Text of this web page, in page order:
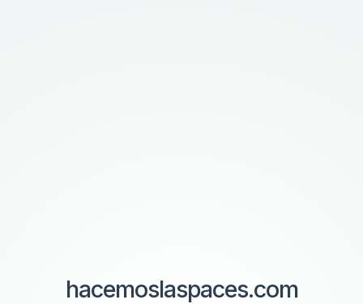
hacemoslaspaces.com